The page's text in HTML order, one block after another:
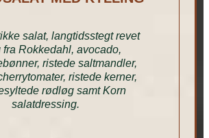
salat, langtidsstegt revet
fra Rokkedahl, avocado,
ristede saltmandler,
ristede kerner,
rødløg samt Korn
salatdressing.